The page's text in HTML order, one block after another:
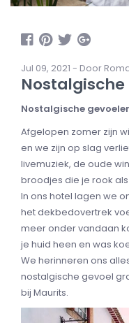
Jul 09, 2021 - Door
Nostalgische
Afgelopen zomer zijn
en we zijn op slag
livemuziek, de oude
broodjes die je rook
In ons hotel lagen we
het dekbedovertrek
meer onder vandaan
je huid heen en was
We herinneren ons
nostalgische gevoel
bij Maurits.